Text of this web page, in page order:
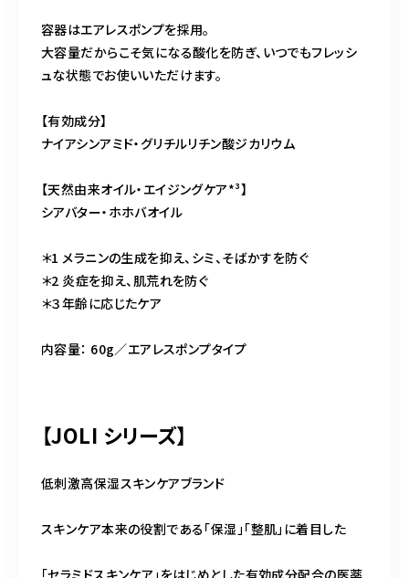
容器はエアレスポンプを採用。
大容量だからこそ気になる酸化を防ぎ、いつでもフレッシ
ュな状態でお使いいただけます。
【有効成分】
ナイアシンアミド・グリチルリチン酸ジカリウム
【天然由来オイル・エイジングケア*³】
シアバター・ホホバオイル
＊1 メラニンの生成を抑え、シミ、そばかすを防ぐ
＊2 炎症を抑え、肌荒れを防ぐ
＊３年齢に応じたケア
内容量： 60g／エアレスポンプタイプ
【JOLI シリーズ】
低刺激高保湿スキンケアブランド
スキンケア本来の役割である「保湿」「整肌」に着目した
「セラミドスキンケア」をはじめとした有効成分配合の医薬